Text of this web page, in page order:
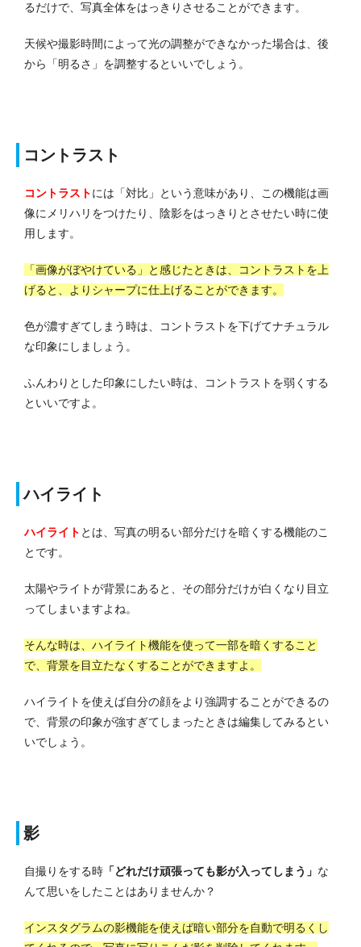
るだけで、写真全体をはっきりさせることができます。
天候や撮影時間によって光の調整ができなかった場合は、後
から「明るさ」を調整するといいでしょう。
コントラスト
コントラストには「対比」という意味があり、この機能は画
像にメリハリをつけたり、陰影をはっきりとさせたい時に使
用します。
「画像がぼやけている」と感じたときは、コントラストを上
げると、よりシャープに仕上げることができます。
色が濃すぎてしまう時は、コントラストを下げてナチュラル
な印象にしましょう。
ふんわりとした印象にしたい時は、コントラストを弱くする
といいですよ。
ハイライト
ハイライト とは、写真の明るい部分だけを暗くする機能のこ
とです。
太陽やライトが背景にあると、その部分だけが白くなり目立
ってしまいますよね。
そんな時は、ハイライト機能を使って一部を暗くすること
で、背景を目立たなくすることができますよ。
ハイライトを使えば自分の顔をより強調することができるの
で、背景の印象が強すぎてしまったときは編集してみるとい
いでしょう。
影
自撮りをする時 「どれだけ頑張っても影が入ってしまう」 な
んて思いをしたことはありませんか？
インスタグラムの影機能を使えば暗い部分を自動で明るくし